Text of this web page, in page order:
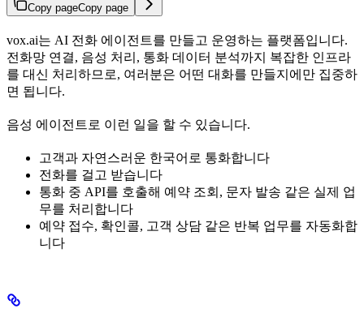
Copy pageCopy page
vox.ai는 AI 전화 에이전트를 만들고 운영하는 플랫폼입니다.
전화망 연결, 음성 처리, 통화 데이터 분석까지 복잡한 인프라
를 대신 처리하므로, 여러분은 어떤 대화를 만들지에만 집중하
면 됩니다.
음성 에이전트로 이런 일을 할 수 있습니다.
고객과 자연스러운 한국어로 통화합니다
전화를 걸고 받습니다
통화 중 API를 호출해 예약 조회, 문자 발송 같은 실제 업
무를 처리합니다
예약 접수, 확인콜, 고객 상담 같은 반복 업무를 자동화합
니다